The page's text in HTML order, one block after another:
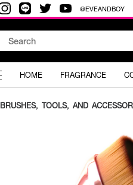
@EVEANDBOY
HOME FRAGRANCE
BRUSHES, TOOLS, AND